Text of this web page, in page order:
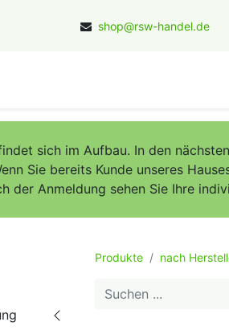
shop@rsw-handel.de
sich im Aufbau. In den
Sie bereits Kunde unseres
der Anmeldung sehen Sie Ihre
Produkte nach